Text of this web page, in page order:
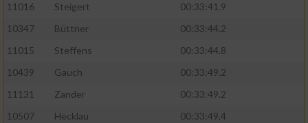
11016
Steigert
00:33:41.9
10347
Büttner
00:33:44.2
11015
Steffens
00:33:44.8
10439
Gauch
00:33:49.2
11131
Zander
00:33:49.2
10507
Hecklau
00:33:49.4